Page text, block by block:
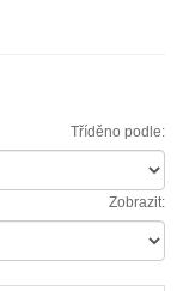
Tříděno podle:
Zobrazit: